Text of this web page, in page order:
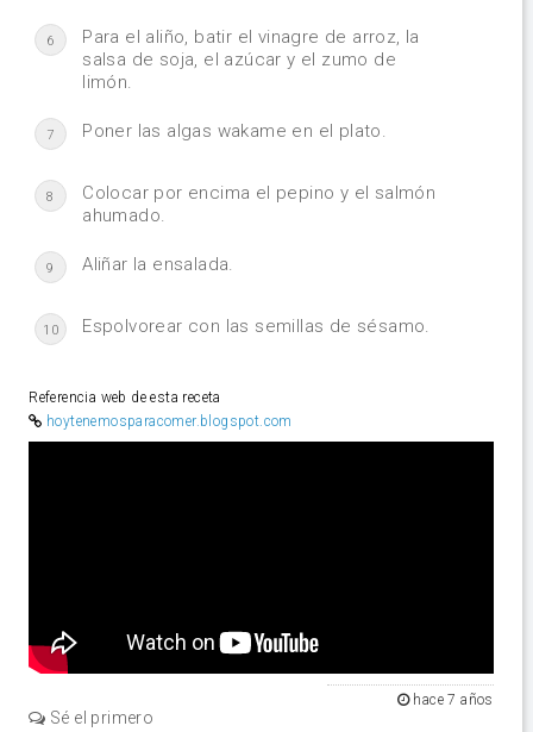
6
Para el aliño, batir el vinagre de arroz, la
salsa de soja, el azúcar y el zumo de
limón.
7 Poner las algas wakame en el plato.
8
Colocar por encima el pepino y el salmón
ahumado.
9 Aliñar la ensalada.
10 Espolvorear con las semillas de sésamo.
Referencia web de esta receta
hoytenemosparacomer.blogspot.com
hace 7 años
Sé el primero